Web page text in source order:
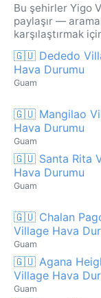
Bu şehirler Yigo
paylaşır —
karşılaştırmak
🇬🇺 Dededo
Hava Durumu
Guam
🇬🇺 Mangilao
Hava Durumu
Guam
🇬🇺 Santa Rita
Hava Durumu
Guam
🇬🇺 Chalan
Village Hava
Guam
🇬🇺 Agana
Village Hava
Guam